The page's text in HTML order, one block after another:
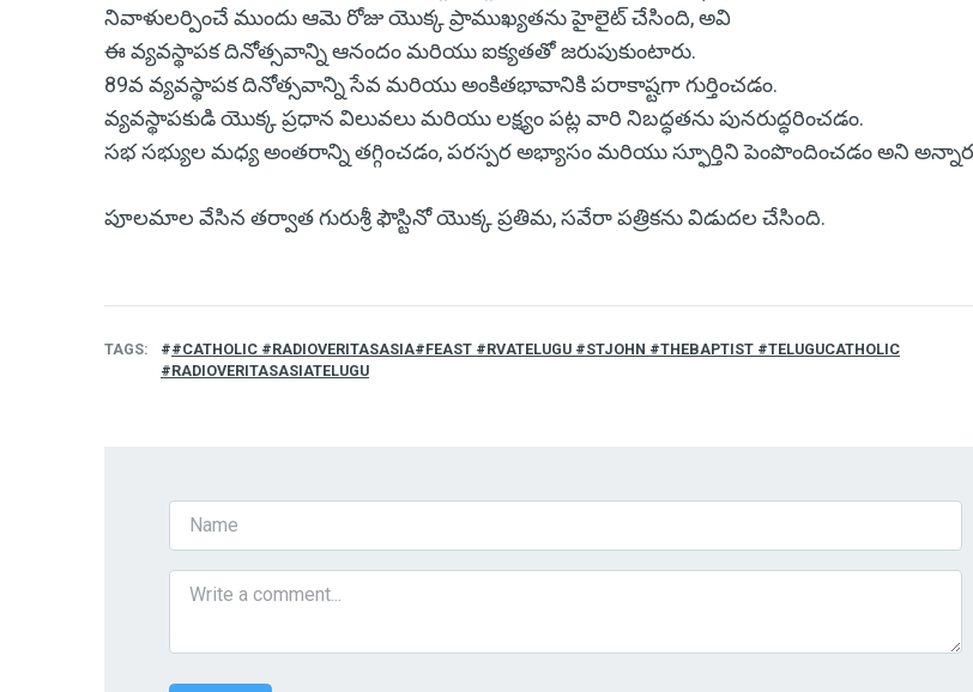
నివాళులర్పించే ముందు ఆమె రోజు యొక్క ప్రాముఖ్యతను హైలైట్ చేసింది, అవి
ఈ వ్యవస్థాపక దినోత్సవాన్ని ఆనందం మరియు ఐక్యతతో జరుపుకుంటారు.
89వ వ్యవస్థాపక దినోత్సవాన్ని సేవ మరియు అంకితభావానికి పరాకాష్టగా గుర్తించడం.
వ్యవస్థాపకుడి యొక్క ప్రధాన విలువలు మరియు లక్ష్యం పట్ల వారి నిబద్ధతను పునరుద్ధరించడం.
సభ సభ్యుల మధ్య అంతరాన్ని తగ్గించడం, పరస్పర అభ్యాసం మరియు స్ఫూర్తిని పెంపొందించడం అని
పూలమాల వేసిన తర్వాత గురుశ్రీ ఫౌస్టినో యొక్క ప్రతిమ, సవేరా పత్రికను విడుదల చేసింది.
TAGS
#CATHOLIC #RADIOVERITASASIA#FEAST #RVATELUGU #STJOHN #THEBAPTIST #TELUGUCATHOLIC
#RADIOVERITASASIATELUGU